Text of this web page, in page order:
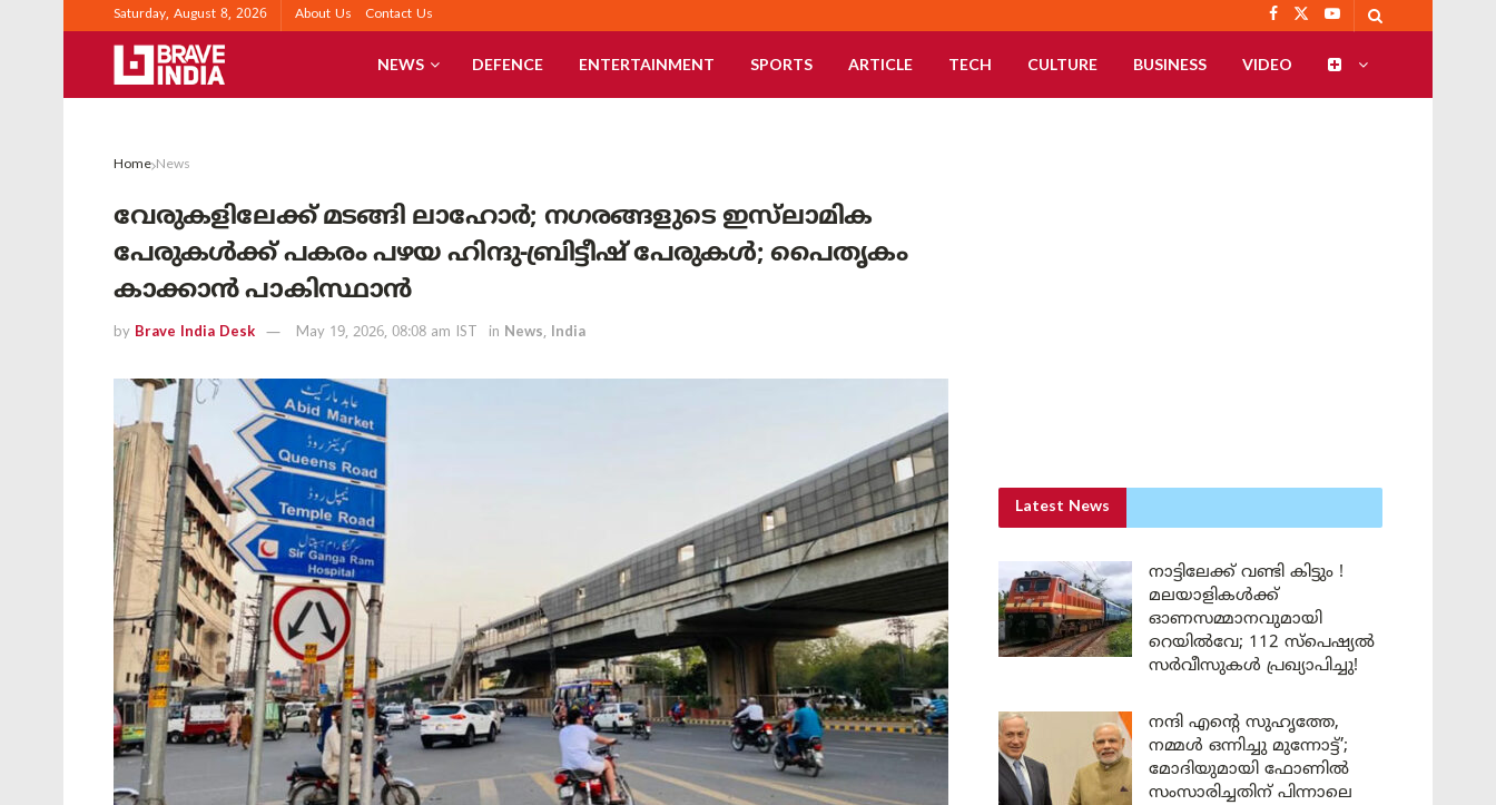
Saturday, August 8, 2026 About Us Contact Us
NEWS DEFENCE ENTERTAINMENT SPORTS ARTICLE TECH CULTURE BUSINESS VIDEO
Home News
വേരുകളിലേക്ക് മടങ്ങി ലാഹോർ; നഗരങ്ങളുടെ ഇസ്‌ലാമിക
പേരുകൾക്ക് പകരം പഴയ ഹിന്ദു-ബ്രിട്ടീഷ് പേരുകൾ; പൈതൃകം
കാക്കാൻ പാകിസ്ഥാൻ
by Brave India Desk May 19, 2026, 08:08 am IST in News, India
Latest News
നാട്ടിലേക്ക് വണ്ടി കിട്ടും !
മലയാളികൾക്ക്
ഓണസമ്മാനവുമായി
റെയിൽവേ; 112 സ്പെഷ്യൽ
സർവീസുകൾ പ്രഖ്യാപിച്ചു!
നന്ദി എൻ്റെ സുഹൃത്തേ,
നമ്മൾ ഒന്നിച്ചു മുന്നോട്ട്’;
മോദിയുമായി ഫോണിൽ
സംസാരിച്ചതിന് പിന്നാലെ